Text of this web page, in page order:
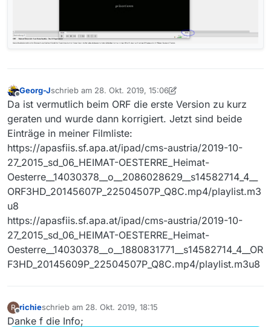
Offline
Georg-Jschrieb am 28. Okt. 2019, 15:06
zuletzt editiert von Georg-J
Da ist vermutlich beim ORF die erste Version zu kurz
geraten und wurde dann korrigiert. Jetzt sind beide
Einträge in meiner Filmliste:
https://apasfiis.sf.apa.at/ipad/cms-austria/2019-10-
27_2015_sd_06_HEIMAT-OESTERRE_Heimat-
Oesterre__14030378__o__2086028629__s14582714_4__
ORF3HD_20145607P_22504507P_Q8C.mp4/playlist.m3
u8
https://apasfiis.sf.apa.at/ipad/cms-austria/2019-10-
27_2015_sd_06_HEIMAT-OESTERRE_Heimat-
Oesterre__14030378__o__1880831771__s14582714_4__OR
F3HD_20145609P_22504507P_Q8C.mp4/playlist.m3u8
R
Offline
richieschrieb am 28. Okt. 2019, 18:15
zuletzt editiert von
Danke f die Info;